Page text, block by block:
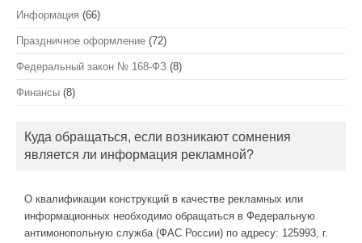
Информация (66)
Праздничное оформление (72)
Федеральный закон № 168-ФЗ (8)
Финансы (8)
Куда обращаться, если возникают сомнения
является ли информация рекламной?
О квалификации конструкций в качестве рекламных или
информационных необходимо обращаться в Федеральную
антимонопольную служба (ФАС России) по адресу: 125993, г.